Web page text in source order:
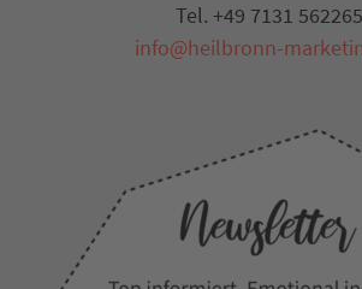
Tel. +49 7131 562265
info@heilbronn-